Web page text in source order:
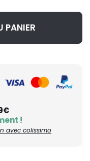
PANIER
!
avec colissimo